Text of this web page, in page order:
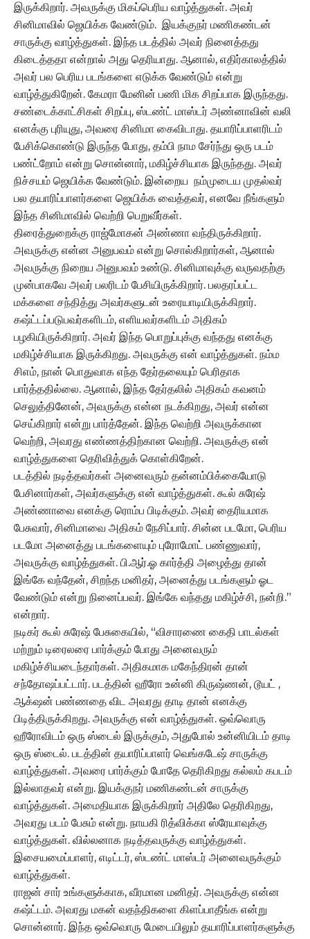
இருக்கிறார். அவருக்கு மிகப்பெரிய வாழ்த்துகள். அவர்
சினிமாவில் ஜெயிக்க வேண்டும். இயக்குநர் மணிகண்டன்
சாருக்கு வாழ்த்துகள். இந்த படத்தில் அவர் நினைத்தது
கிடைத்ததா என்றால் அது தெரியாது. ஆனால், எதிர்காலத்தில்
அவர் பல பெரிய படங்களை எடுக்க வேண்டும் என்று
வாழ்த்துகிறேன். கேமரா மேனின் பணி மிக சிறப்பாக இருந்தது.
சண்டைக்காட்சிகள் சிறப்பு, ஸ்டண்ட் மாஸ்டர் அண்னாவின் வலி
எனக்கு புரியுது, அவரை சினிமா கைவிடாது. தயாரிப்பாளரிடம்
பேசிக்கொண்டு இருந்த போது, தம்பி நாம சேர்ந்து ஒரு படம்
பண்ட்றோம் என்று சொன்னார், மகிழ்ச்சியாக இருந்தது. அவர்
நிச்சயம் ஜெயிக்க வேண்டும். இன்றைய நம்முடைய முதல்வர்
பல தயாரிப்பாளர்களை ஜெயிக்க வைத்தவர், எனவே நீங்களும்
இந்த சினிமாவில் வெற்றி பெறுவீர்கள்.
திரைத்துறைக்கு ராஜ்மோகன் அண்ணா வந்திருக்கிறார்.
அவருக்கு என்ன அனுபவம் என்று சொல்கிறார்கள், ஆனால்
அவருக்கு நிறைய அனுபவம் உண்டு. சினிமாவுக்கு வருவதற்கு
முன்பாகவே அவர் பலரிடம் பேசியிருக்கிறார். பலதரப்பட்ட
மக்களை சந்தித்து அவர்களுடன் உரையாடியிருக்கிறார்.
கஷ்ட்டப்படுபவர்களிடம், எளியவர்களிடம் அதிகம்
பழகியிருக்கிறார். அவர் இந்த பொறுப்புக்கு வந்தது எனக்கு
மகிழ்ச்சியாக இருக்கிறது. அவருக்கு என் வாழ்த்துகள். நம்ம
சிஎம், நான் பொதுவாக எந்த தேர்தலையும் பெரிதாக
பார்த்ததில்லை. ஆனால், இந்த தேர்தலில் அதிகம் கவனம்
செலுத்தினேன், அவருக்கு என்ன நடக்கிறது, அவர் என்ன
செய்கிறார் என்று பார்த்தேன். இந்த வெற்றி அவருக்கான
வெற்றி, அவரது எண்ணத்திற்கான வெற்றி. அவருக்கு என்
வாழ்த்துகளை தெரிவித்துக் கொள்கிறேன்.
படத்தில் நடித்தவர்கள் அனைவரும் தன்னம்பிக்கையோடு
பேசினார்கள், அவர்களுக்கு என் வாழ்த்துகள். கூல் சுரேஷ்
அண்ணாவை எனக்கு ரொம்ப பிடிக்கும். அவர் தைரியமாக
பேசுவார், சினிமாவை அதிகம் நேசிப்பார். சின்ன படமோ, பெரிய
படமோ அனைத்து படங்களையும் புரோமோட் பண்ணுவார்,
அவருக்கு வாழ்த்துகள். பி.ஆர்.ஓ கார்த்தி அழைத்து தான்
இங்கே வந்தேன், சிறந்த மனிதர், அனைத்து படங்களும் ஓட
வேண்டும் என்று நினைப்பவர். இங்கே வந்தது மகிழ்ச்சி, நன்றி.”
என்றார்.
நடிகர் கூல் சுரேஷ் பேசுகையில், “விசாரணை கைதி பாடல்கள்
மற்றும் டிரைலரை பார்க்கும் போது அனைவரும்
மகிழ்ச்சியடைந்தார்கள். அதிகமாக மகேந்திரன் தான்
சந்தோஷப்பட்டார். படத்தின் ஹீரோ உன்னி கிருஷ்ணன், டூயட் ,
ஆக்‌ஷன் பண்ணதை விட அவரது தாடி தான் எனக்கு
பிடித்திருக்கிறது. அவருக்கு என் வாழ்த்துகள். ஒவ்வொரு
ஹீரோவிடம் ஒரு ஸ்டைல் இருக்கும், அதுபோல் உன்னியிடம் தாடி
ஒரு ஸ்டைல். படத்தின் தயாரிப்பாளர் வெங்கடேஷ் சாருக்கு
வாழ்த்துகள். அவரை பார்க்கும் போதே தெரிகிறது கல்லம் கபடம்
இல்லாதவர் என்று. இயக்குநர் மணிகண்டன் சாருக்கு
வாழ்த்துகள். அமைதியாக இருக்கிறார் அதிலே தெரிகிறது,
அவரது படம் பேசும் என்று. நாயகி ரித்விக்கா ஸ்ரேயாவுக்கு
வாழ்த்துகள். வில்லனாக நடித்தவருக்கு வாழ்த்துகள்.
இசையமைப்பாளர், எடிட்டர், ஸ்டண்ட் மாஸ்டர் அனைவருக்கும்
வாழ்த்துகள்.
ராஜன் சார் உங்களுக்காக, வீரமான மனிதர். அவருக்கு என்ன
கஷ்ட்டம். அவரது மகன் வதந்திகளை கிளப்பாதீங்க என்று
சொன்னார். இந்த ஒவ்வொரு மேடையிலும் தயாரிப்பாளர்களுக்கு